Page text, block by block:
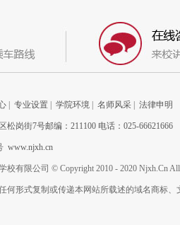
专业设置 学院环境 名师风采 法律申明
松岗街7号邮编：211100 电话：025-66621666
www.njxh.cn
校有限公司 © Copyright 2010 - 2020 Njxh.Cn All
何形式复制或传递本网站所载述的域名商标